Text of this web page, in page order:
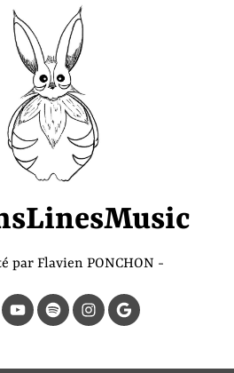
par Flavien PONCHON
YouTubeSpotifyInstagram
Page
Google